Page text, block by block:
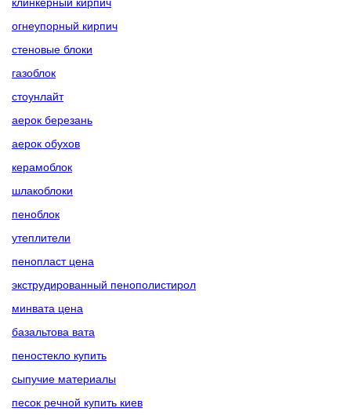
огнеупорный кирпич
стеновые блоки
газоблок
стоунлайт
аерок березань
аерок обухов
керамоблок
шлакоблоки
пеноблок
утеплители
пенопласт цена
экструдированный пенополистирол
минвата цена
базальтова вата
пеностекло купить
сыпучие материалы
песок речной купить киев